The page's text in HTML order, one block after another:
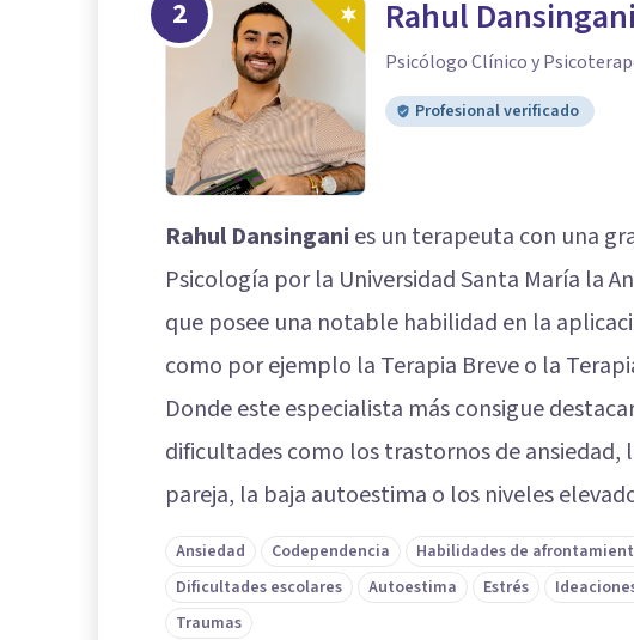
2 Rahul Dansingani
Psicólogo Clínico y
Profesional verificado
Rahul Dansingani es un terapeuta con una
Psicología por la Universidad Santa María la
que posee una notable habilidad en la
como por ejemplo la Terapia Breve o la
Donde este especialista más consigue
dificultades como los trastornos de ansiedad,
pareja, la baja autoestima o los niveles
Ansiedad Codependencia Habilidades de
Dificultades escolares
Autoestima Estrés
Traumas